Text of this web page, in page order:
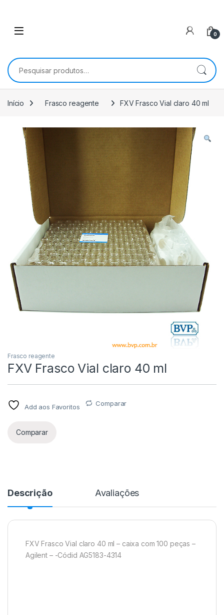
0
Pesquisar por:
Início Frasco reagente FXV Frasco Vial claro 40 ml
Frasco reagente
FXV Frasco Vial claro 40 ml
Add aos Favoritos Comparar
Comparar
Descrição Avaliações
FXV Frasco Vial claro 40 ml – caixa com 100 peças –
Agilent – -Códid AG5183-4314